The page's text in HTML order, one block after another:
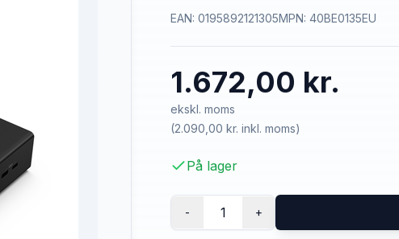
EAN: 0195892121305MPN: 40BE0135EU
1.672,00 kr.
ekskl. moms
(2.090,00 kr. inkl. moms)
På lager
- 1 +